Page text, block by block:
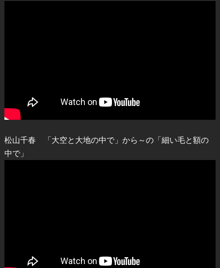
松山千春 「大空と大地の中で」から～の「細い毛と額の
中で」